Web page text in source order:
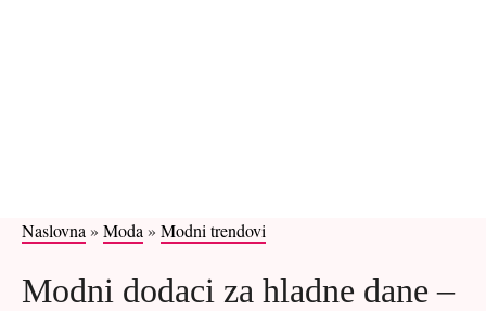
Naslovna » Moda » Modni trendovi
Modni dodaci za hladne dane –